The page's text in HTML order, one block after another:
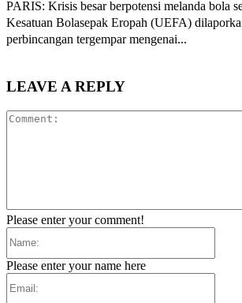
PARIS: Krisis besar berpotensi melanda bola
Kesatuan Bolasepak Eropah (UEFA)
perbincangan tergempar mengenai...
LEAVE A REPLY
Please enter your comment!
Please enter your name here